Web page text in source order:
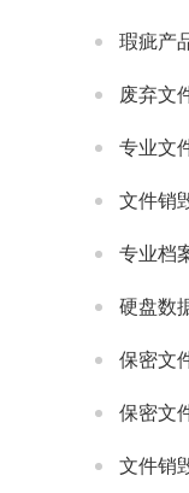
瑕疵产品
废弃文件
专业文件
文件销毁
专业档案
硬盘数
保密文
保密文
文件销